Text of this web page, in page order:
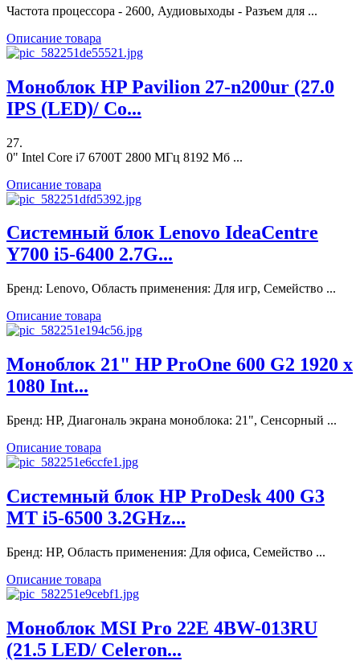
Частота процессора - 2600, Аудиовыходы - Разъем для ...
Описание товара
Моноблок HP Pavilion 27-n200ur (27.0
IPS (LED)/ Co...
27.
0" Intel Core i7 6700T 2800 МГц 8192 Мб ...
Описание товара
Системный блок Lenovo IdeaCentre
Y700 i5-6400 2.7G...
Бренд: Lenovo, Область применения: Для игр, Семейство ...
Описание товара
Моноблок 21" HP ProOne 600 G2 1920 x
1080 Int...
Бренд: HP, Диагональ экрана моноблока: 21", Сенсорный ...
Описание товара
Системный блок HP ProDesk 400 G3
MT i5-6500 3.2GHz...
Бренд: HP, Область применения: Для офиса, Семейство ...
Описание товара
Моноблок MSI Pro 22E 4BW-013RU
(21.5 LED/ Celeron...